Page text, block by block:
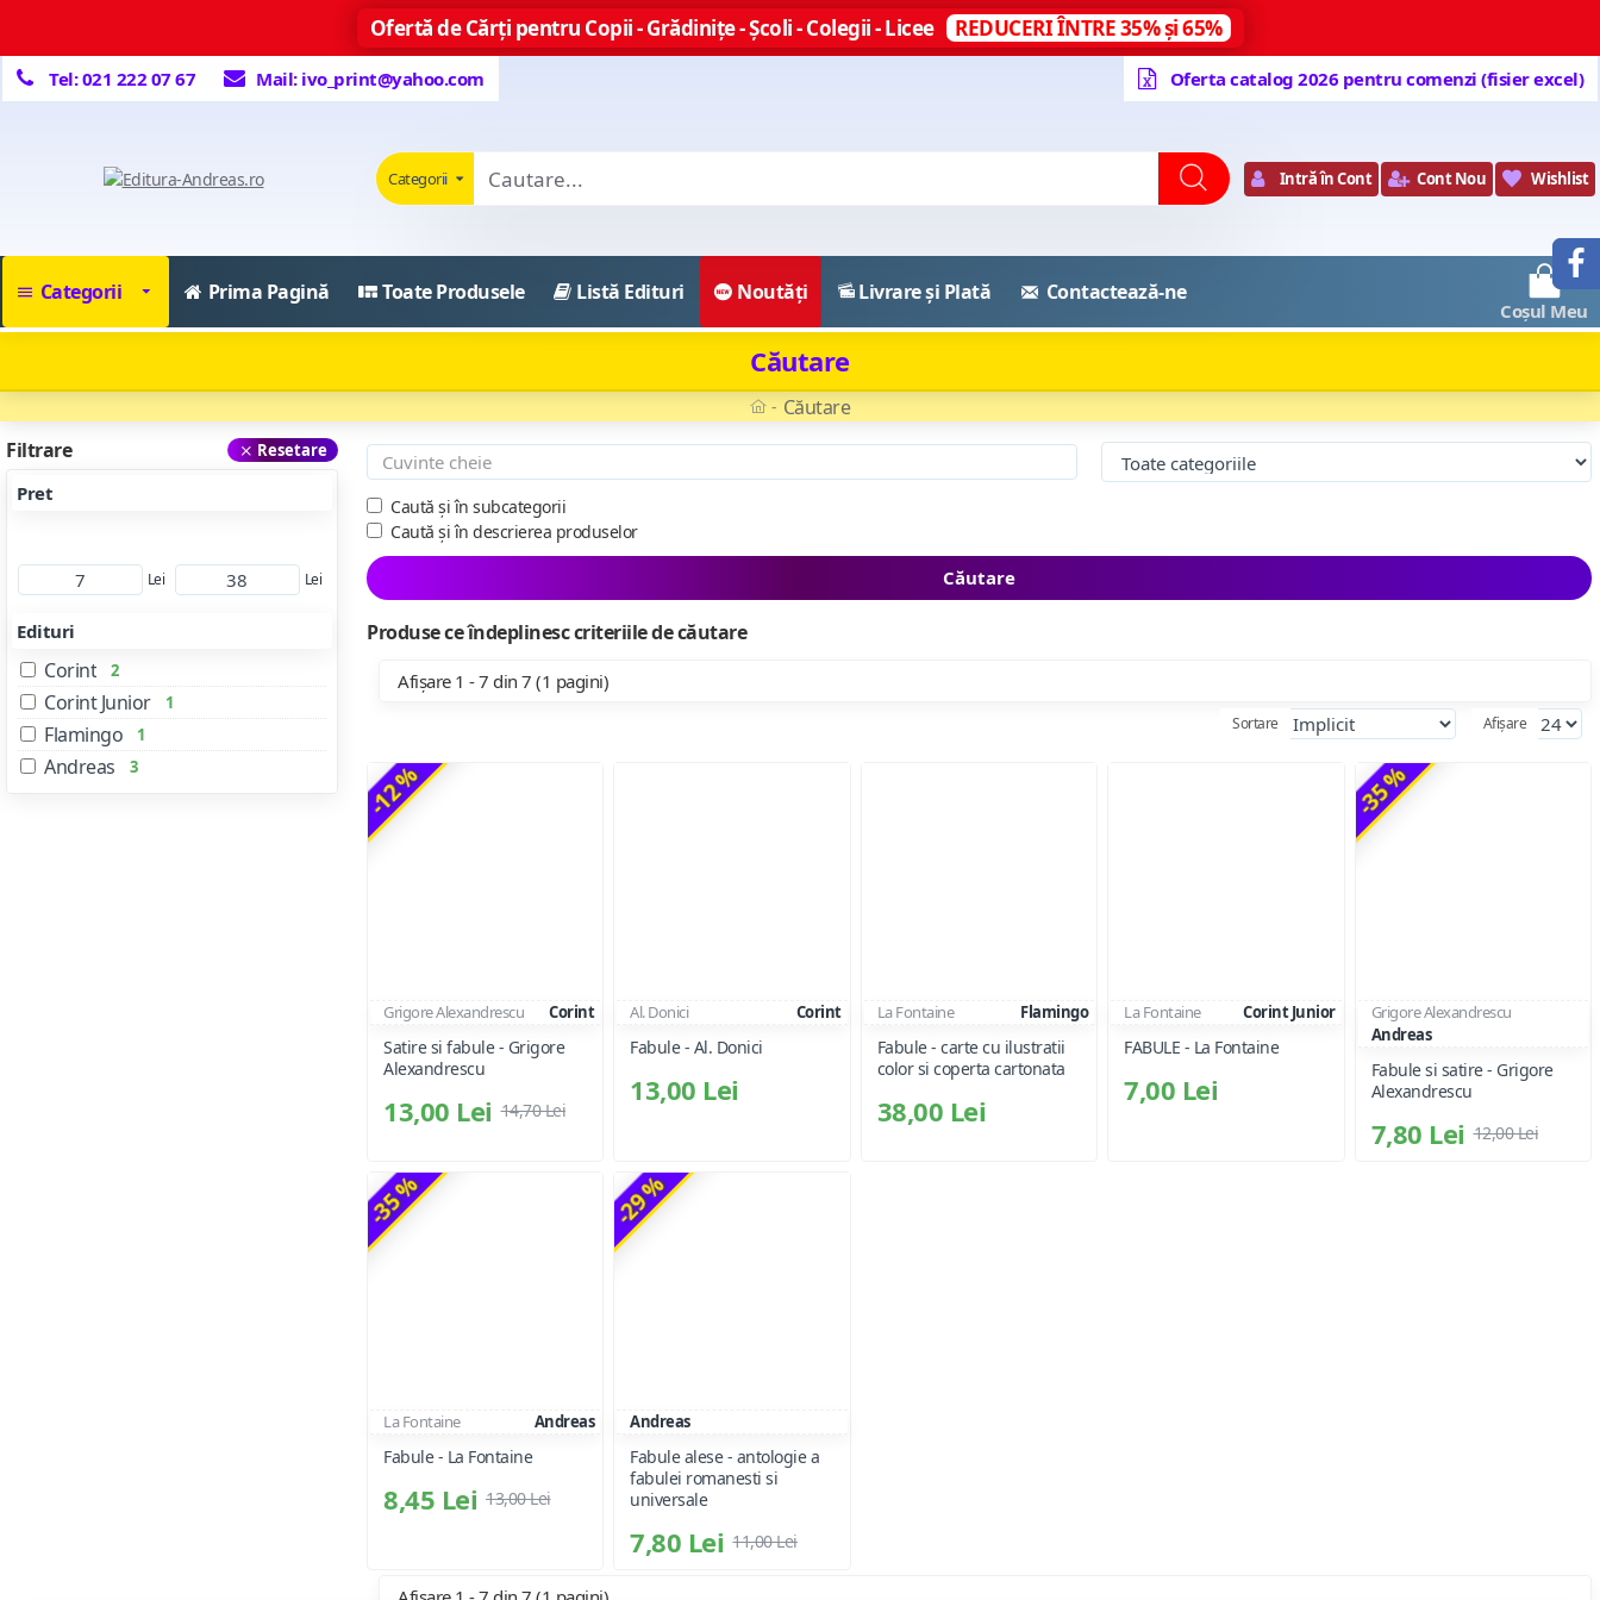
Ofertă de Cărți pentru Copii - Grădinițe - Școli - Colegii - Licee REDUCERI ÎNTRE 35% și 65%
Tel: 021 222 07 67 Mail: ivo_print@yahoo.com Oferta catalog 2026 pentru comenzi (fisier excel)
Categorii Intră în Cont Cont Nou Wishlist
Categorii Prima Pagină Toate Produsele Listă Edituri Noutăți Livrare și Plată Contactează-ne
Coșul Meu
0
Căutare
Căutare
Filtrare Resetare
Pret
Lei Lei
Edituri
Corint 2
Corint Junior 1
Flamingo 1
Andreas 3
Caută și în subcategorii
Caută și în descrierea produselor
Căutare
Produse ce îndeplinesc criteriile de căutare
Afișare 1 - 7 din 7 (1 pagini)
Sortare Afișare
-12 %
Grigore Alexandrescu Corint
Satire si fabule - Grigore
Alexandrescu
13,00 Lei 14,70 Lei
Al. Donici Corint
Fabule - Al. Donici
13,00 Lei
La Fontaine Flamingo
Fabule - carte cu ilustratii
color si coperta cartonata
38,00 Lei
La Fontaine Corint Junior
FABULE - La Fontaine
7,00 Lei
-35 %
Grigore Alexandrescu
Andreas
Fabule si satire - Grigore
Alexandrescu
7,80 Lei 12,00 Lei
-35 %
La Fontaine Andreas
Fabule - La Fontaine
8,45 Lei 13,00 Lei
-29 %
Andreas
Fabule alese - antologie a
fabulei romanesti si
universale
7,80 Lei 11,00 Lei